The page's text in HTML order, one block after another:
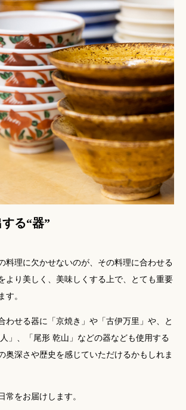
る“器”
料理に欠かせないのが、その料理に合わせる
より美しく、美味しくする上で、とても重要
す。
わせる器に「京焼き」や「古伊万里」や、と
」、「尾形 乾山」などの器なども使用する
奥深さや歴史を感じていただけるかもしれま
常をお届けします。